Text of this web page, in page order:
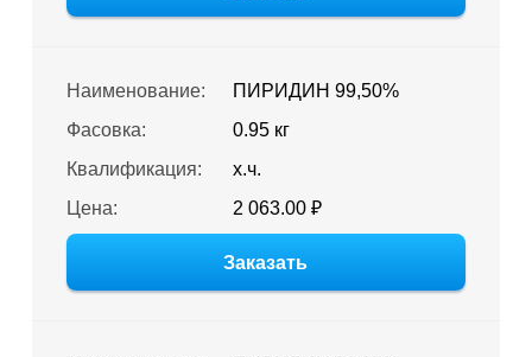
Наименование:
ПИРИДИН 99,50%
Фасовка:
0.95 кг
Квалификация:
х.ч.
Цена:
2 063.00 ₽
Заказать